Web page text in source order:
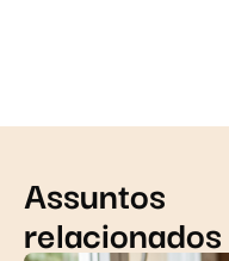
Assuntos
relacionados